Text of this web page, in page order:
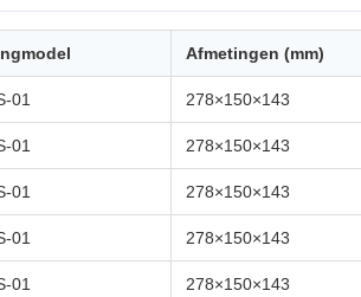
Afmetingen (mm)
01 278×150×143
01 278×150×143
01 278×150×143
01 278×150×143
01 278×150×143